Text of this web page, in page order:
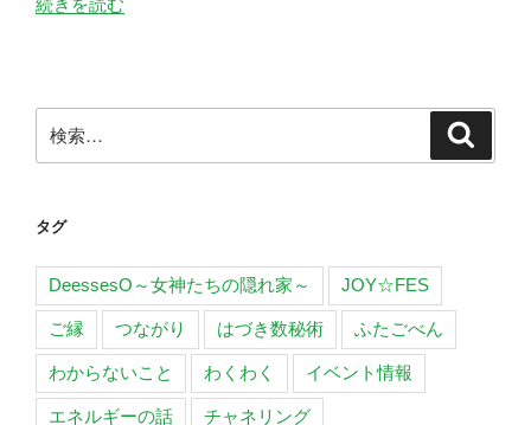
の
世
の
続きを読む
索:
タグ
DeessesO～女神たちの隠れ家～ JOY☆FES
ご縁 つながり はづき数秘術 ふたごべん
わからないこと わくわく イベント情報
エネルギーの話 チャネリング